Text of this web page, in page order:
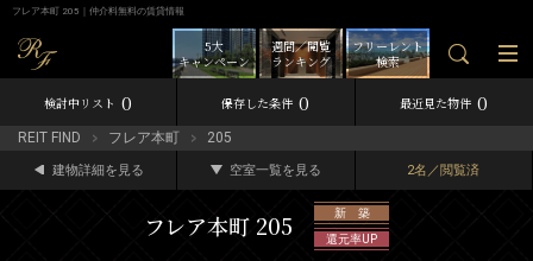
フレア本町 205｜仲介料無料の賃貸情報
フリーレント
検索
週間／閲覧
ランキング
5大
キャンペーン
検討中リスト 0 保存した条件 0 最近見た物件 0
REIT FIND フレア本町 205
建物詳細を見る 空室一覧を見る 2名／閲覧済
フレア本町 205
新 築
還元率UP